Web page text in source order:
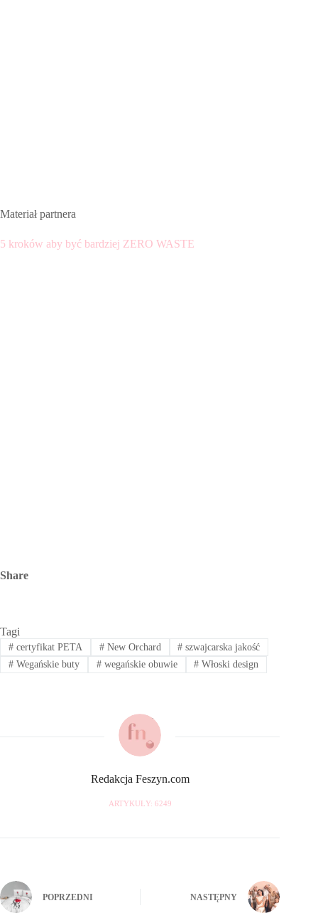
Materiał partnera
5 kroków aby być bardziej ZERO WASTE
Share
Tagi
#certyfikat PETA #New Orchard # szwajcarska jakość
#Wegańskie buty #wegańskie obuwie # Włoski design
Redakcja Feszyn.com
ARTYKUŁY: 6249
POPRZEDNI NASTĘPNY